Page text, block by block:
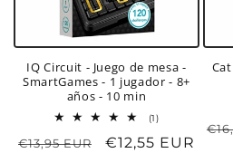
IQ Circuit - Juego de mesa -
SmartGames - 1 jugador - 8+
años - 10 min
(1)1
totales
Precio
€13,95 EUR
Precio
€12,55 EUR